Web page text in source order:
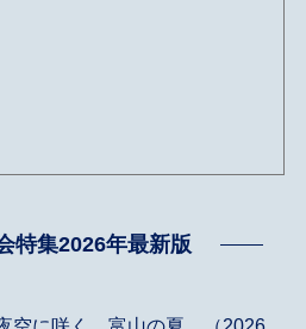
特集2026年最新版